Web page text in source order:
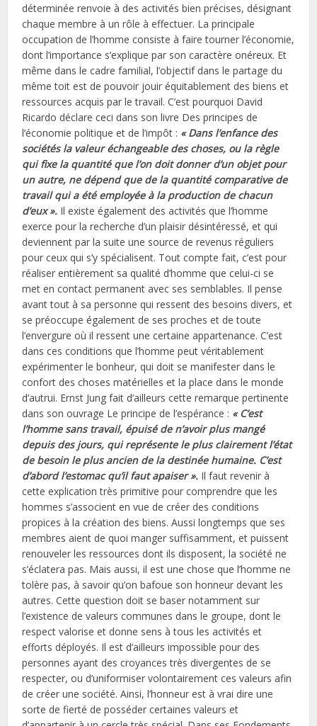
déterminée renvoie à des activités bien précises, désignant
chaque membre à un rôle à effectuer. La principale
occupation de l’homme consiste à faire tourner l’économie,
dont l’importance s’explique par son caractère onéreux. Et
même dans le cadre familial, l’objectif dans le partage du
même toit est de pouvoir jouir équitablement des biens et
ressources acquis par le travail. C’est pourquoi David
Ricardo déclare ceci dans son livre Des principes de
l’économie politique et de l’impôt : « Dans l’enfance des
sociétés la valeur échangeable des choses, ou la règle
qui fixe la quantité que l’on doit donner d’un objet pour
un autre, ne dépend que de la quantité comparative de
travail qui a été employée à la production de chacun
d’eux ». Il existe également des activités que l’homme
exerce pour la recherche d’un plaisir désintéressé, et qui
deviennent par la suite une source de revenus réguliers
pour ceux qui s’y spécialisent. Tout compte fait, c’est pour
réaliser entièrement sa qualité d’homme que celui-ci se
met en contact permanent avec ses semblables. Il pense
avant tout à sa personne qui ressent des besoins divers, et
se préoccupe également de ses proches et de toute
l’envergure où il ressent une certaine appartenance. C’est
dans ces conditions que l’homme peut véritablement
expérimenter le bonheur, qui doit se manifester dans le
confort des choses matérielles et la place dans le monde
d’autrui. Ernst Jung fait d’ailleurs cette remarque pertinente
dans son ouvrage Le principe de l’espérance : « C’est
l’homme sans travail, épuisé de n’avoir plus mangé
depuis des jours, qui représente le plus clairement l’état
de besoin le plus ancien de la destinée humaine. C’est
d’abord l’estomac qu’il faut apaiser ». Il faut revenir à
cette explication très primitive pour comprendre que les
hommes s’associent en vue de créer des conditions
propices à la création des biens. Aussi longtemps que ses
membres aient de quoi manger suffisamment, et puissent
renouveler les ressources dont ils disposent, la société ne
s’éclatera pas. Mais aussi, il est une chose que l’homme ne
tolère pas, à savoir qu’on bafoue son honneur devant les
autres. Cette question doit se baser notamment sur
l’existence de valeurs communes dans le groupe, dont le
respect valorise et donne sens à tous les activités et
efforts déployés. Il est d’ailleurs impossible pour des
personnes ayant des croyances très divergentes de se
respecter, ou d’uniformiser volontairement ces valeurs afin
de créer une société. Ainsi, l’honneur est à vrai dire une
sorte de fierté de posséder certaines valeurs et